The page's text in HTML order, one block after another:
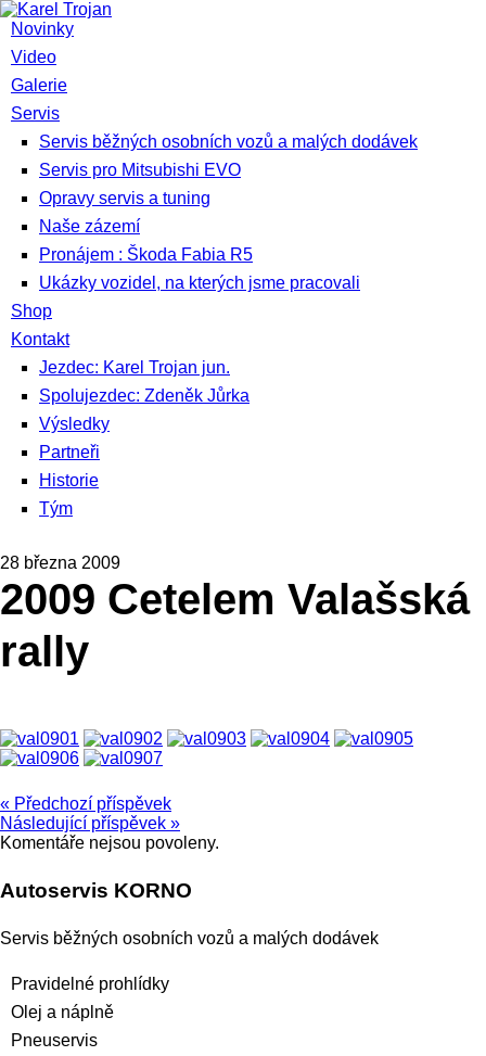
Novinky
Video
Galerie
Servis
Servis běžných osobních vozů a malých dodávek
Servis pro Mitsubishi EVO
Opravy servis a tuning
Naše zázemí
Pronájem : Škoda Fabia R5
Ukázky vozidel, na kterých jsme pracovali
Shop
Kontakt
Jezdec: Karel Trojan jun.
Spolujezdec: Zdeněk Jůrka
Výsledky
Partneři
Historie
Tým
28 března 2009
2009 Cetelem Valašská
rally
« Předchozí příspěvek
Následující příspěvek »
Komentáře nejsou povoleny.
Autoservis KORNO
Servis běžných osobních vozů a malých dodávek
Pravidelné prohlídky
Olej a náplně
Pneuservis